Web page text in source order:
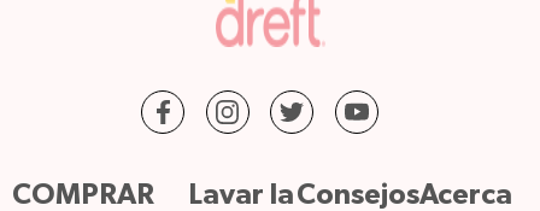
COMPRAR
Lavar laConsejosAcerca